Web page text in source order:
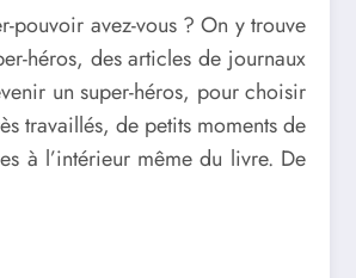
pouvoir avez-vous ? On y trouve
héros, des articles de journaux
un super-héros, pour choisir
travaillés, de petits moments de
à l’intérieur même du livre. De